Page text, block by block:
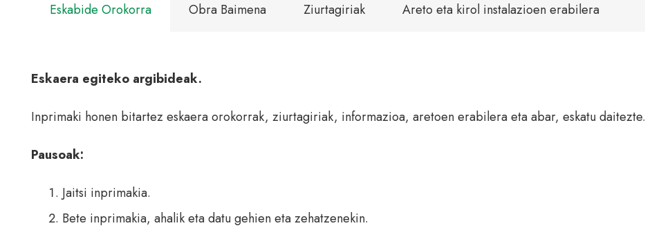
Eskabide Orokorra Obra Baimena Ziurtagiriak Areto eta kirol instalazioen erabilera
Eskaera egiteko argibideak.
Inprimaki honen bitartez eskaera orokorrak, ziurtagiriak, informazioa, aretoen erabilera eta abar, eskatu daitezte.
Pausoak:
Jaitsi inprimakia.
Bete inprimakia, ahalik eta datu gehien eta zehatzenekin.